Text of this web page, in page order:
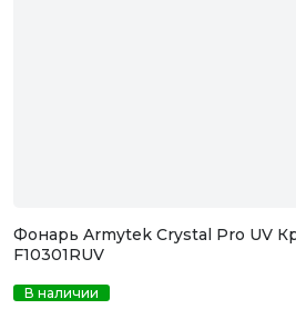
Фонарь Armytek Crystal Pro UV
F10301RUV
В наличии